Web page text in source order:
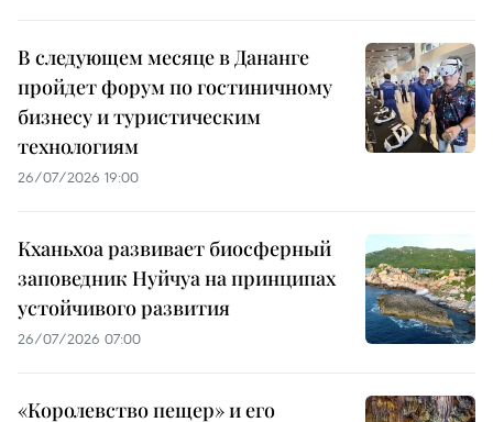
В следующем месяце в Дананге
пройдет форум по гостиничному
бизнесу и туристическим
технологиям
26/07/2026 19:00
Кханьхоа развивает биосферный
заповедник Нуйчуа на принципах
устойчивого развития
26/07/2026 07:00
«Королевство пещер» и его